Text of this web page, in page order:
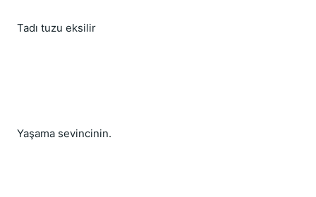
Tadı tuzu eksilir
Yaşama sevincinin.